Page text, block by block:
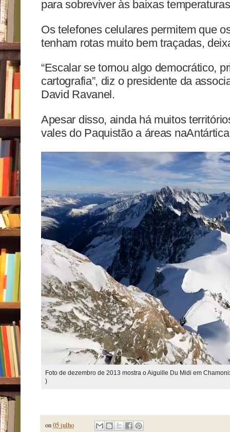
para sobreviver às baixas
Os telefones celulares permitem que
tenham rotas muito bem traçadas,
“Escalar se tornou algo democrático,
cartografia”, diz o presidente da
David Ravanel.
Apesar disso, ainda há muitos
vales do Paquistão a áreas naAntártica
Foto de dezembro de 2013 mostra o Aiguille Du Midi em
)
on05 julho